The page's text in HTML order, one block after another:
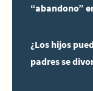
“abandono”
¿Los hijos
padres se